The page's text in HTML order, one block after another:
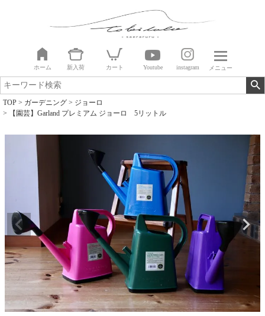
ホーム 新入荷 カート Youtube instagram メニュー
TOP ガーデニング
ジョーロ
【園芸】Garland プレミアム ジョーロ 5リットル